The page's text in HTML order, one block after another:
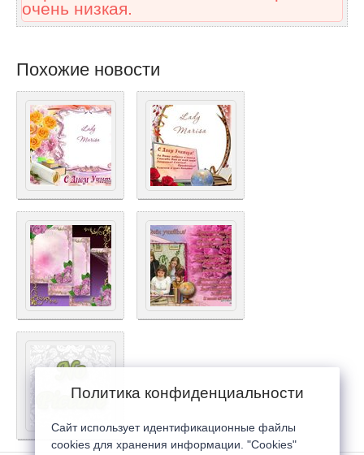
очень низкая.
Похожие новости
Политика конфиденциальности
Сайт использует идентификационные файлы
cookies для хранения информации. "Cookies"